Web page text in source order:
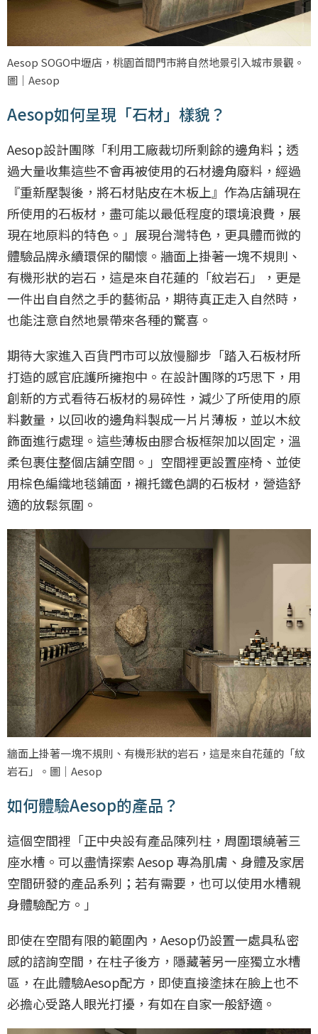
Aesop SOGO中壢店，桃園首間門市將自然地景引入城市景觀。
圖｜Aesop
Aesop如何呈現「石材」樣貌？
Aesop設計團隊「利用工廠裁切所剩餘的邊角料；透
過大量收集這些不會再被使用的石材邊角廢料，經過
『重新壓製後，將石材貼皮在木板上』作為店舖現在
所使用的石板材，盡可能以最低程度的環境浪費，展
現在地原料的特色。」展現台灣特色，更具體而微的
體驗品牌永續環保的關懷。牆面上掛著一塊不規則、
有機形狀的岩石，這是來自花蓮的「紋岩石」，更是
一件出自自然之手的藝術品，期待真正走入自然時，
也能注意自然地景帶來各種的驚喜。
期待大家進入百貨門市可以放慢腳步「踏入石板材所
打造的感官庇護所擁抱中。在設計團隊的巧思下，用
創新的方式看待石板材的易碎性，減少了所使用的原
料數量，以回收的邊角料製成一片片薄板，並以木紋
飾面進行處理。這些薄板由膠合板框架加以固定，溫
柔包裹住整個店舖空間。」空間裡更設置座椅、並使
用棕色編織地毯鋪面，襯托鐵色調的石板材，營造舒
適的放鬆氛圍。
牆面上掛著一塊不規則、有機形狀的岩石，這是來自花蓮的「紋
岩石」。圖｜Aesop
如何體驗Aesop的產品？
這個空間裡「正中央設有產品陳列柱，周圍環繞著三
座水槽。可以盡情探索 Aesop 專為肌膚、身體及家居
空間研發的產品系列；若有需要，也可以使用水槽親
身體驗配方。」
即使在空間有限的範圍內，Aesop仍設置一處具私密
感的諮詢空間，在柱子後方，隱藏著另一座獨立水槽
區，在此體驗Aesop配方，即使直接塗抹在臉上也不
必擔心受路人眼光打擾，有如在自家一般舒適。